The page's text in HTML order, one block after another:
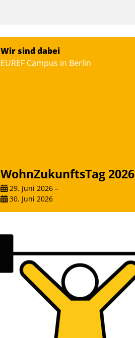
Wir sind dabei
EUREF Campus in Berlin
WohnZukunftsTag 2026
29. Juni 2026 –
30. Juni 2026